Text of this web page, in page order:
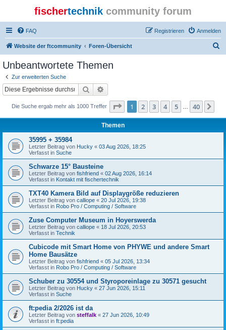
fischertechnik community forum
FAQ Anmelden
Registrieren
Website der ftcommunity Foren-Übersicht
Unbeantwortete Themen
Zur erweiterten Suche
Suche
Die Suche ergab mehr als 1000 Treffer Seite 1von 40
1 2 3 4 5 40
Themen
35995 + 35984
Letzter Beitrag von Hucky « 03 Aug 2026, 18:25
Verfasst in Suche
Schwarze 15° Bausteine
Letzter Beitrag von fishfriend « 02 Aug 2026, 16:14
Verfasst in Kontakt mit fischertechnik
TXT40 Kamera Bild auf Displaygröße reduzieren
Letzter Beitrag von calliope « 20 Jul 2026, 19:38
Verfasst in Robo Pro / Computing / Software
Zuse Computer Museum in Hoyerswerda
Letzter Beitrag von calliope « 18 Jul 2026, 20:53
Verfasst in Technik
Cubicode mit Smart Home von PHYWE und andere Smart
Home Bausätze
Letzter Beitrag von fishfriend « 05 Jul 2026, 13:34
Verfasst in Robo Pro / Computing / Software
Schuber zu 30554 und Styroporeinlage zu 30571 gesucht
Letzter Beitrag von Hucky « 27 Jun 2026, 15:11
Verfasst in Suche
ft:pedia 2/2026 ist da
Letzter Beitrag von steffalk « 27 Jun 2026, 10:49
Verfasst in ft:pedia